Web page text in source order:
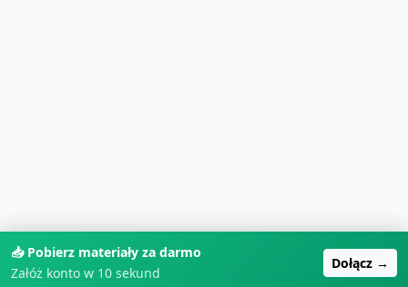
📥 Pobierz materiały za darmo
Załóż konto w 10 sekund
Dołącz →